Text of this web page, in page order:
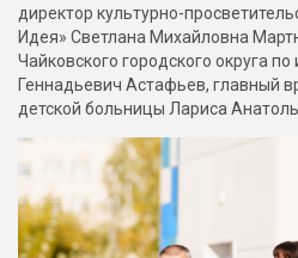
директор культурно-
Идея» Светлана Михайловна
Чайковского городского округа
Геннадьевич Астафьев, главный
детской больницы Лариса